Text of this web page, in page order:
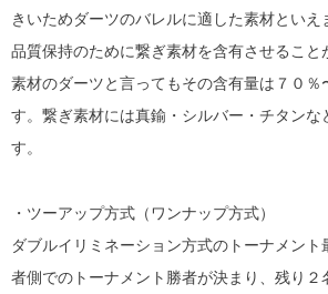
きいためダーツのバレルに適した素材といえ
品質保持のために繋ぎ素材を含有させること
素材のダーツと言ってもその含有量は７０％
す。繋ぎ素材には真鍮・シルバー・チタンな
す。
・ツーアップ方式（ワンナップ方式）
ダブルイリミネーション方式のトーナメント
者側でのトーナメント勝者が決まり、残り２